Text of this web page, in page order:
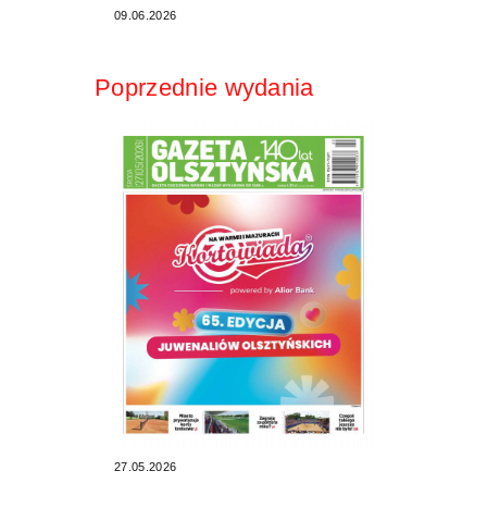
09.06.2026
Poprzednie wydania
27.05.2026